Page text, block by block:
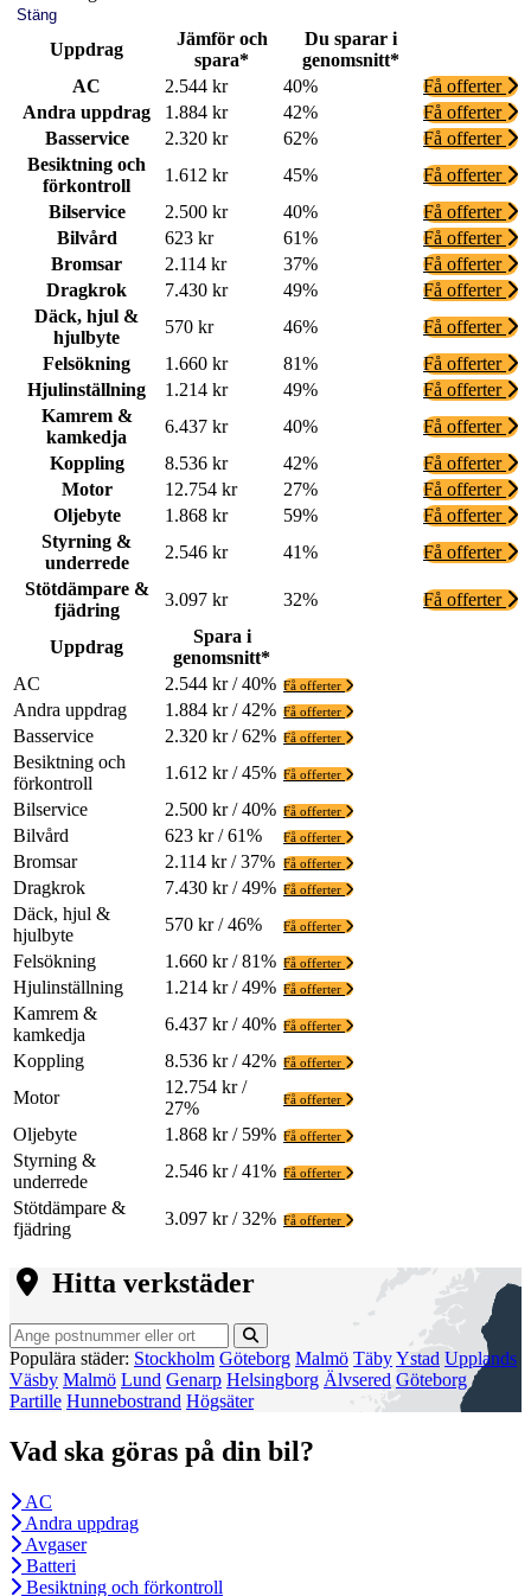
Stäng
Uppdrag
Jämför och
spara*
Du sparar i
genomsnitt*
AC
2.544 kr 40%
Få offerter
Andra uppdrag
1.884 kr 42%
Få offerter
Basservice
2.320 kr 62%
Få offerter
Besiktning och
förkontroll
1.612 kr 45%
Få offerter
Bilservice
2.500 kr 40%
Få offerter
Bilvård
623 kr 61%
Få offerter
Bromsar
2.114 kr 37%
Få offerter
Dragkrok
7.430 kr 49%
Få offerter
Däck, hjul &
hjulbyte
570 kr 46%
Få offerter
Felsökning
1.660 kr 81%
Få offerter
Hjulinställning
1.214 kr 49%
Få offerter
Kamrem &
kamkedja
6.437 kr 40%
Få offerter
Koppling
8.536 kr 42%
Få offerter
Motor
12.754 kr 27%
Få offerter
Oljebyte
1.868 kr 59%
Få offerter
Styrning &
underrede
2.546 kr 41%
Få offerter
Stötdämpare &
fjädring
3.097 kr 32% Få offerter
Uppdrag
Spara i
genomsnitt*
AC
2.544 kr / 40% Få offerter
Andra uppdrag 1.884 kr / 42% Få offerter
Basservice 2.320 kr / 62% Få offerter
Besiktning och
förkontroll
1.612 kr / 45% Få offerter
Bilservice 2.500 kr / 40% Få offerter
Bilvård 623 kr / 61% Få offerter
Bromsar 2.114 kr / 37% Få offerter
Dragkrok 7.430 kr / 49% Få offerter
Däck, hjul &
hjulbyte
570 kr / 46% Få offerter
Felsökning 1.660 kr / 81% Få offerter
Hjulinställning 1.214 kr / 49% Få offerter
Kamrem &
kamkedja
6.437 kr / 40% Få offerter
Koppling 8.536 kr / 42% Få offerter
Motor
12.754 kr /
27%
Få offerter
Oljebyte 1.868 kr / 59% Få offerter
Styrning &
underrede
2.546 kr / 41% Få offerter
Stötdämpare &
fjädring
3.097 kr / 32% Få offerter
Hitta verkstäder
Populära städer: Stockholm Göteborg Malmö TäbyYstad Upplands
Väsby Malmö Lund Genarp Helsingborg Älvsered Göteborg
Partille Hunnebostrand Högsäter
Vad ska göras på din bil?
AC
Andra uppdrag
Avgaser
Batteri
Besiktning och förkontroll